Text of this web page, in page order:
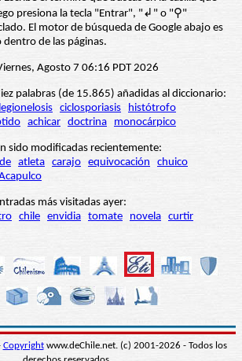
presiona la tecla "Entrar", "↲" o "⚲"
El motor de búsqueda de Google abajo es
de las páginas.
Agosto 7 06:16 PDT 2026
palabras (de 15.865) añadidas al diccionario:
legionelosis ciclosporiasis
histótrofo
achicar doctrina monocárpico
sido modificadas recientemente:
atleta carajo equivocación
chuico
más visitadas ayer:
chile envidia tomate novela curtir
Copyrightwww.deChile.net. (c) 2001-2026 - Todos los